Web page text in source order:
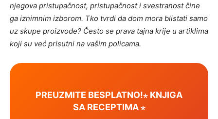
njegova pristupačnost, pristupačnost i svestranost čine
ga iznimnim izborom. Tko tvrdi da dom mora blistati samo
uz skupe proizvode? Često se prava tajna krije u artiklima
koji su već prisutni na vašim policama.
PREUZMITE BESPLATNO!⋆ KNJIGA
SA RECEPTIMA ⋆